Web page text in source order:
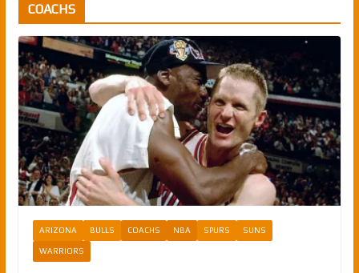
COACHS
ARIZONA BULLS COACHS NBA SPURS SUNS
WARRIORS